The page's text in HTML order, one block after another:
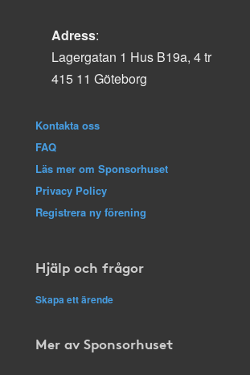
Adress:
Lagergatan 1 Hus B19a, 4 tr
415 11 Göteborg
Kontakta oss
FAQ
Läs mer om Sponsorhuset
Privacy Policy
Registrera ny förening
Hjälp och frågor
Skapa ett ärende
Mer av Sponsorhuset